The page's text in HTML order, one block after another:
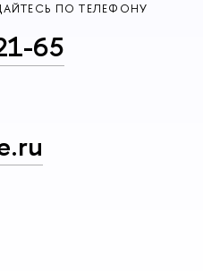
ПО ТЕЛЕФОНУ
65